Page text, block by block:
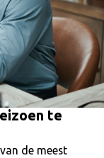
te
de meest